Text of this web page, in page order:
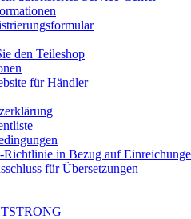
den Teileshop
für Händler
Richtlinie in Bezug auf
für Übersetzungen